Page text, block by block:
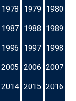
1978 1979 1980
1987 1988 1989
1996 1997 1998
2005 2006 2007
2014 2015 2016